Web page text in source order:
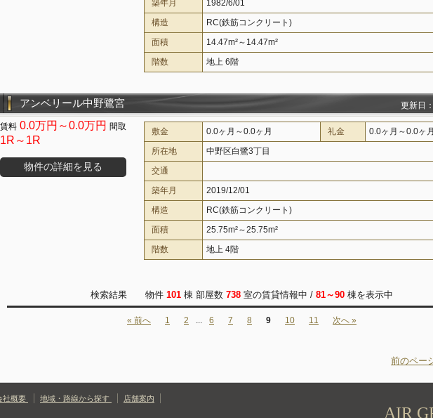
築年月
1982/6/01
構造
RC(鉄筋コンクリート)
面積
14.47m²～14.47m²
階数
地上 6階
アンベリール中野鷺宮 更新日
0.0万円～0.0万円
1R～1R
物件の詳細を見る
敷金 0.0ヶ月～0.0ヶ月 礼金
0.0ヶ月～0.0ヶ月
所在地
中野区白鷺3丁目
交通
築年月
2019/12/01
構造
RC(鉄筋コンクリート)
面積
25.75m²～25.75m²
階数
地上 4階
検索結果 物件 101 棟 部屋数 738 室の賃貸情報中 / 81～90 棟を表示中
« 前へ 1 2 ... 6 7 8 9 10 11 次へ »
前のペー
社概要 地域・路線から探す 店舗案内
AIR